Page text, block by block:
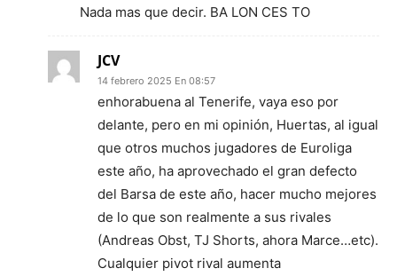
Nada mas que decir. BA LON CES TO
JCV
14 febrero 2025 En 08:57
enhorabuena al Tenerife, vaya eso por
delante, pero en mi opinión, Huertas, al igual
que otros muchos jugadores de Euroliga
este año, ha aprovechado el gran defecto
del Barsa de este año, hacer mucho mejores
de lo que son realmente a sus rivales
(Andreas Obst, TJ Shorts, ahora Marce…etc).
Cualquier pivot rival aumenta